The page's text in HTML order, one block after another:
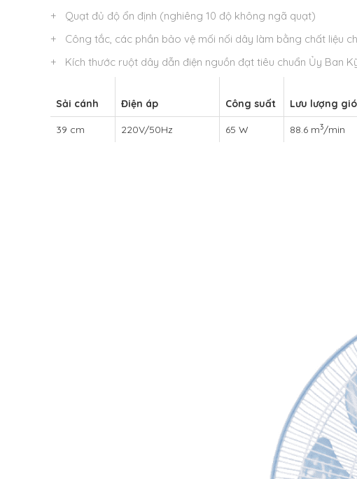
+ Quạt đủ độ ổn định (nghiêng 10 độ không ngã quạt)
+ Công tắc, các phần bảo vệ mối nối dây làm bằng chất liệu
+ Kích thước ruột dây dẫn điện nguồn đạt tiêu chuẩn Ủy Ban
Sải cánh Điện áp Công suất Lưu lượng gió
39 cm 220V/50Hz 65 W 88.6 m3/min